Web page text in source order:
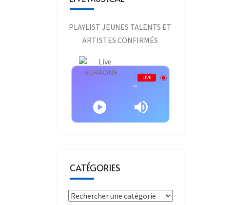
PLAYLIST JEUNES TALENTS ET
ARTISTES CONFIRMÉS
Live AURAONE
LIVE
CATÉGORIES